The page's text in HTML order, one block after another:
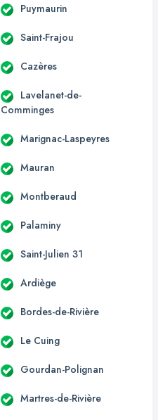
Puymaurin
Saint-Frajou
Cazères
Lavelanet-de-
Comminges
Marignac-Laspeyres
Mauran
Montberaud
Palaminy
Saint-Julien 31
Ardiège
Bordes-de-Rivière
Le Cuing
Gourdan-Polignan
Martres-de-Rivière